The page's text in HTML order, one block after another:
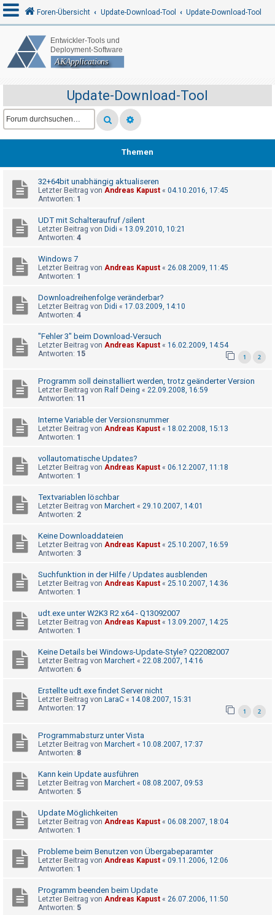
A
e
l
d
n
e
g
r
i
r
e
b
e
t
w
e
t
T
h
e
m
n
A
i
v
T
e
m
Foren-Übersicht Update-Download-Tool Update-Download-Tool
Update-Download-Tool
Themen
32+64bit unabhängig aktualiseren
Letzter Beitrag von Andreas Kapust « 04.10.2016, 17:45
Antworten: 1
UDT mit Schalteraufruf /silent
Letzter Beitrag von Didi « 13.09.2010, 10:21
Antworten: 4
Windows 7
Letzter Beitrag von Andreas Kapust « 26.08.2009, 11:45
Antworten: 1
Downloadreihenfolge veränderbar?
Letzter Beitrag von Didi « 17.03.2009, 14:10
Antworten: 4
"Fehler 3" beim Download-Versuch
Letzter Beitrag von Andreas Kapust « 16.02.2009, 14:54
Antworten: 15 1 2
Programm soll deinstalliert werden, trotz geänderter Version
Letzter Beitrag von Ralf Deing « 22.09.2008, 16:59
Antworten: 11
Interne Variable der Versionsnummer
Letzter Beitrag von Andreas Kapust « 18.02.2008, 15:13
Antworten: 1
vollautomatische Updates?
Letzter Beitrag von Andreas Kapust « 06.12.2007, 11:18
Antworten: 1
Textvariablen löschbar
Letzter Beitrag von Marchert « 29.10.2007, 14:01
Antworten: 2
Keine Downloaddateien
Letzter Beitrag von Andreas Kapust « 25.10.2007, 16:59
Antworten: 3
Suchfunktion in der Hilfe / Updates ausblenden
Letzter Beitrag von Andreas Kapust « 25.10.2007, 14:36
Antworten: 1
udt.exe unter W2K3 R2 x64 - Q13092007
Letzter Beitrag von Andreas Kapust « 13.09.2007, 14:25
Antworten: 1
Keine Details bei Windows-Update-Style? Q22082007
Letzter Beitrag von Marchert « 22.08.2007, 14:16
Antworten: 6
Erstellte udt.exe findet Server nicht
Letzter Beitrag von LaraC « 14.08.2007, 15:31
Antworten: 17 1 2
Programmabsturz unter Vista
Letzter Beitrag von Marchert « 10.08.2007, 17:37
Antworten: 8
Kann kein Update ausführen
Letzter Beitrag von Marchert « 08.08.2007, 09:53
Antworten: 5
Update Möglichkeiten
Letzter Beitrag von Andreas Kapust « 06.08.2007, 18:04
Antworten: 1
Probleme beim Benutzen von Übergabeparamter
Letzter Beitrag von Andreas Kapust « 09.11.2006, 12:06
Antworten: 1
Programm beenden beim Update
Letzter Beitrag von Andreas Kapust « 26.07.2006, 11:50
Antworten: 5